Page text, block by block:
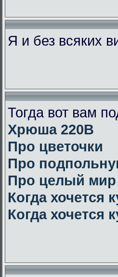
Я и без всяких
Тогда вот вам
Хрюша 220В
Про цветочки
Про
Про целый
Когда хочется
Когда хочется